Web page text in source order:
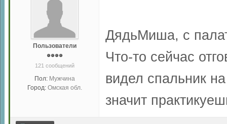
Пользователи
121 сообщений
Пол: Мужчина
Город: Омская обл.
ДядьМиша, с
Что-то сейчас
видел спальник
значит